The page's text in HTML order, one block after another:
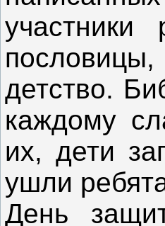
детство.
каждому
их, дети
ушли
День